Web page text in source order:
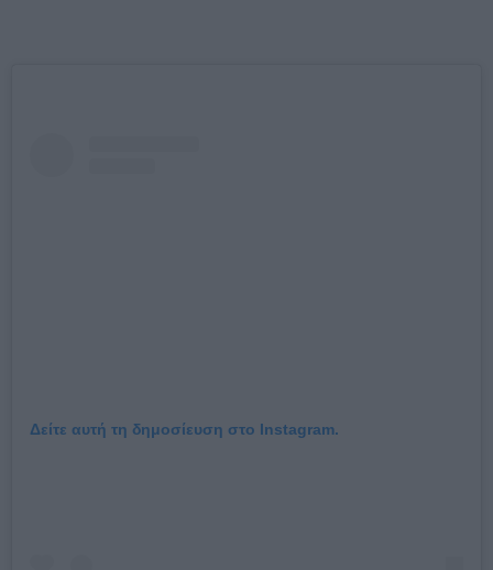
Δείτε αυτή τη δημοσίευση στο Instagram.